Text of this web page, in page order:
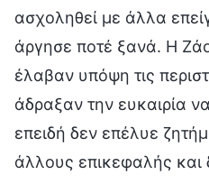
ασχοληθεί με άλλα
άργησε ποτέ ξανά. Η
έλαβαν υπόψη τις
άδραξαν την ευκαιρία
επειδή δεν επέλυε
άλλους επικεφαλής και